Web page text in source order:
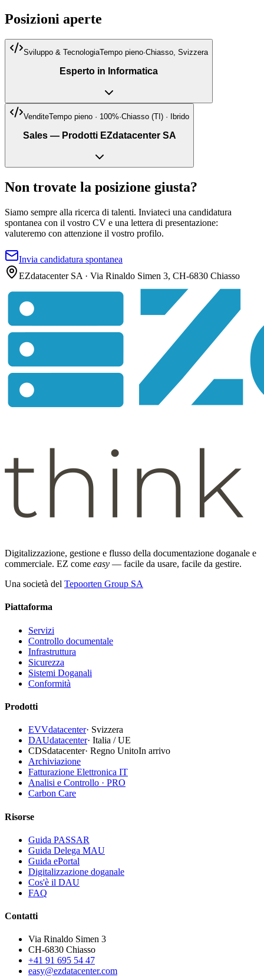
Posizioni aperte
Sviluppo & TecnologiaTempo pieno·Chiasso, Svizzera
Esperto in Informatica
VenditeTempo pieno · 100%·Chiasso (TI) · Ibrido
Sales — Prodotti EZdatacenter SA
Non trovate la posizione giusta?
Siamo sempre alla ricerca di talenti. Inviateci una candidatura
spontanea con il vostro CV e una lettera di presentazione:
valuteremo con attenzione il vostro profilo.
Invia candidatura spontanea
EZdatacenter SA · Via Rinaldo Simen 3, CH-6830 Chiasso
Digitalizzazione, gestione e flusso della documentazione doganale e
commerciale. EZ come easy — facile da usare, facile da gestire.
Una società del Tepoorten Group SA
Piattaforma
Servizi
Controllo documentale
Infrastruttura
Sicurezza
Sistemi Doganali
Conformità
Prodotti
EVVdatacenter· Svizzera
DAUdatacenter· Italia / UE
CDSdatacenter· Regno UnitoIn arrivo
Archiviazione
Fatturazione Elettronica IT
Analisi e Controllo · PRO
Carbon Care
Risorse
Guida PASSAR
Guida Delega MAU
Guida ePortal
Digitalizzazione doganale
Cos'è il DAU
FAQ
Contatti
Via Rinaldo Simen 3
CH-6830 Chiasso
+41 91 695 54 47
easy@ezdatacenter.com